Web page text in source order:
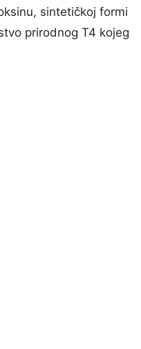
sintetičkoj formi
prirodnog T4 kojeg